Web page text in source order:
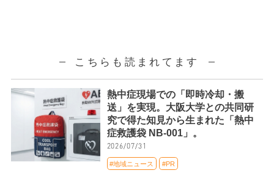
こちらも読まれてます
熱中症現場での「即時冷却・搬
送」を実現。大阪大学との共同研
究で得た知見から生まれた「熱中
症救護袋 NB-001」。
2026/07/31
#地域ニュース #PR